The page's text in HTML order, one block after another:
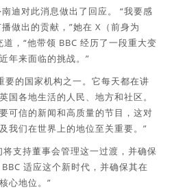
迪对此消息做出了回应。 “我要感
做出的贡献，”她在 X（前身为
，“他带领 BBC 经历了一段重大变
年来面临的挑战。”
要的国家机构之一。它每天都在讲
各地生活的人民、地方和社区。
可信的新闻和高质量的节目，这对
我们在世界上的地位至关重要。”
支持董事会管理这一过渡，并确保
适应这个新时代，并确保其在
心地位。”